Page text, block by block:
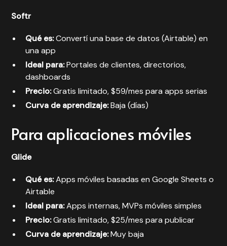
Softr
Qué es:Convertí una base de datos (Airtable) en
una app
Ideal para:Portales de clientes, directorios,
dashboards
Precio:Gratis limitado, $59/mes para apps serias
Curva de aprendizaje:Baja (días)
Para aplicaciones móviles
Glide
Qué es:Apps móviles basadas en Google Sheets o
Airtable
Ideal para:Apps internas, MVPs móviles simples
Precio:Gratis limitado, $25/mes para publicar
Curva de aprendizaje:Muy baja